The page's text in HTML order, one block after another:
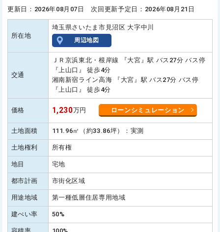
更新日：2026年08月07日 次回更新予定日：2026年08月21日
所在地
埼玉県さいたま市見沼区 大字中川
周辺地図
交通
ＪＲ京浜東北・根岸線 『大宮』駅 バス27分 バス停
『上山口』 徒歩4分
湘南新宿ライン高海 『大宮』駅 バス27分 バス停
『上山口』 徒歩4分
価格 1,230万円 ローンシミュレーション
土地面積 111.96㎡（約33.86坪）：実測
土地権利 所有権
地目 宅地
都市計画 市街化区域
用途地域 第一種低層住居専用地域
建ぺい率 50%